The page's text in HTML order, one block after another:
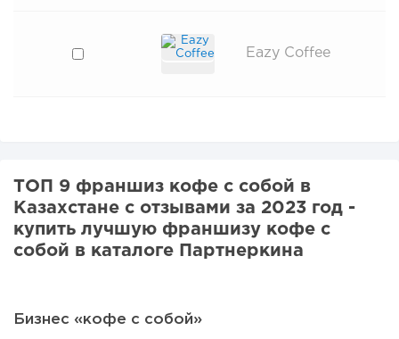
Eazy Coffee
ТОП 9 франшиз кофе с собой в
Казахстане с отзывами за 2023 год -
купить лучшую франшизу кофе с
собой в каталоге Партнеркина
Бизнес «кофе с собой»